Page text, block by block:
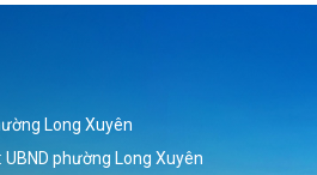
Long Xuyên
phường Long Xuyên